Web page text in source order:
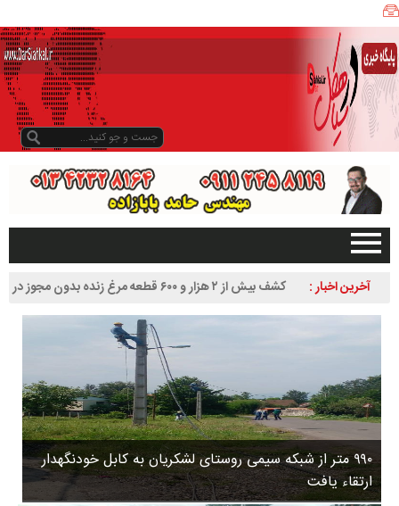
صفحه اصلی
دیلمان
روستاها
ورزشی
سیاسی
چندرسانه ای
آخرین اخبار :
کشف بیش از ۲ هزار و ۶۰۰ قطعه مرغ زنده بدون مجوز در
سیاهکل
۹۹۰ متر از شبکه سیمی روستای لشکریان به کابل خودنگهدار
ارتقاء یافت
ا
ه
ک
ل
ز
ب
و
د
و
د
س
۱
۳
۵
۸
ب
ا